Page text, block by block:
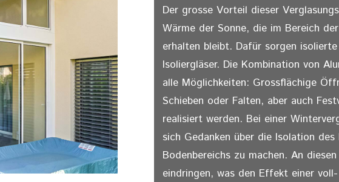
Der grosse Vorteil dieser
Wärme der Sonne, die im Bereich
erhalten bleibt. Dafür sorgen
Isoliergläser. Die Kombination von
alle Möglichkeiten: Grossflächige
Schieben oder Falten, aber auch
realisiert werden. Bei einer
sich Gedanken über die Isolation des
Bodenbereichs zu machen. An
eindringen, was den Effekt einer